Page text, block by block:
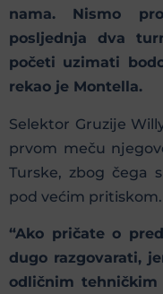
nama. Nismo
posljednja dva
početi uzimati
rekao je Montella.
Selektor Gruzije
prvom meču
Turske, zbog čega
pod većim pritiskom.
“Ako pričate o
dugo razgovarati,
odličnim tehničkim